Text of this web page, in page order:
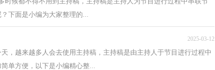
下面是小编为大家整理的...
2025-03-12
，越来越多人会去使用主持稿，主持稿是由主持人于节目进行过程中
单方便，以下是小编精心整...